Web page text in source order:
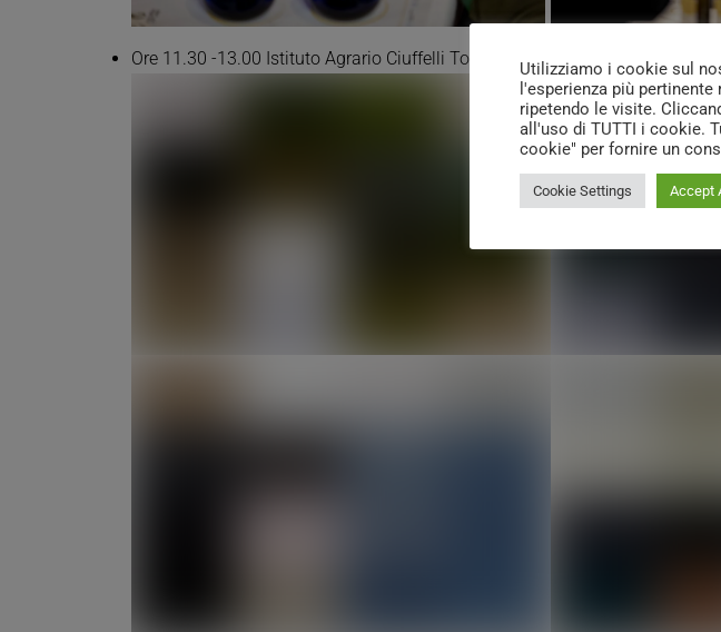
Ore 11.30 -13.00 Istituto Agrario Ciuffelli Todi – Banco di Assaggio con i
Utilizziamo i cookie sul
l'esperienza più
ripetendo le visite.
all'uso di TUTTI i cookie.
cookie" per fornire un
Cookie Settings Accept